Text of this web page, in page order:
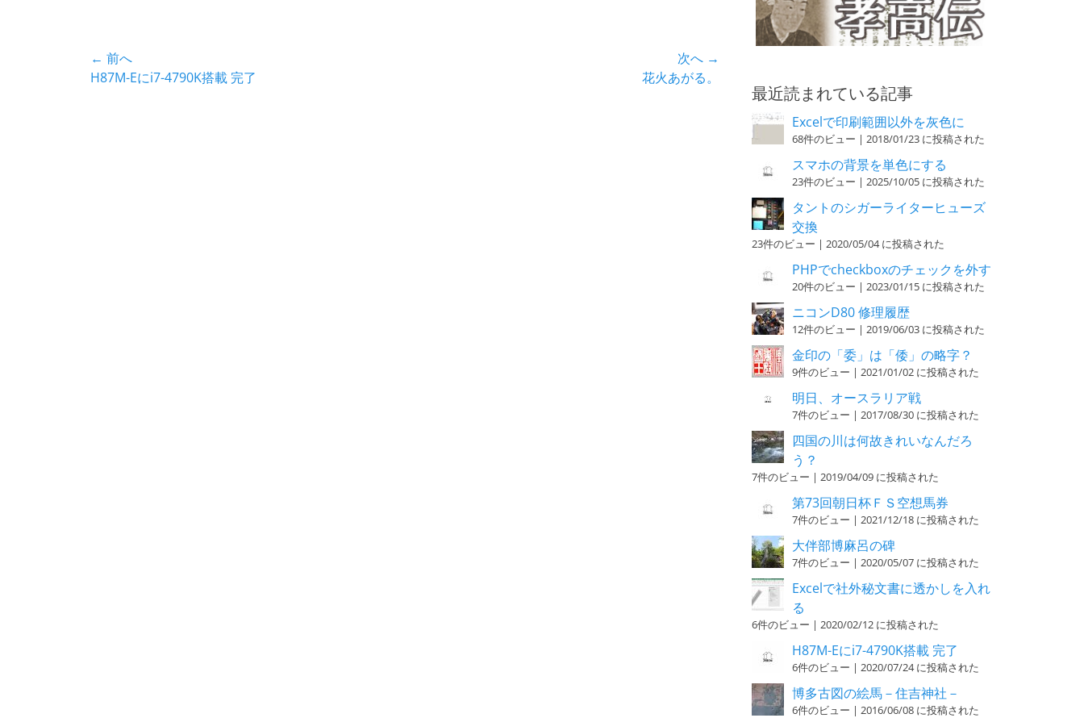
ー
投
稿
← 前へ
前
H87M-Eにi7-4790K搭載 完了
次へ →
花火あがる。
最近読まれている記事
Excelで印刷範囲以外を灰色に
68件のビュー | 2018/01/23 に投稿された
スマホの背景を単色にする
23件のビュー | 2025/10/05 に投稿された
タントのシガーライターヒューズ
交換
23件のビュー | 2020/05/04 に投稿された
PHPでcheckboxのチェックを外す
20件のビュー | 2023/01/15 に投稿された
ニコンD80 修理履歴
12件のビュー | 2019/06/03 に投稿された
金印の「委」は「倭」の略字？
9件のビュー | 2021/01/02 に投稿された
明日、オースラリア戦
7件のビュー | 2017/08/30 に投稿された
四国の川は何故きれいなんだろ
う？
7件のビュー | 2019/04/09 に投稿された
第73回朝日杯ＦＳ空想馬券
7件のビュー | 2021/12/18 に投稿された
大伴部博麻呂の碑
7件のビュー | 2020/05/07 に投稿された
Excelで社外秘文書に透かしを入れ
る
6件のビュー | 2020/02/12 に投稿された
H87M-Eにi7-4790K搭載 完了
6件のビュー | 2020/07/24 に投稿された
博多古図の絵馬－住吉神社－
6件のビュー | 2016/06/08 に投稿された